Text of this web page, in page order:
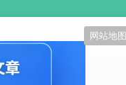
网站地图